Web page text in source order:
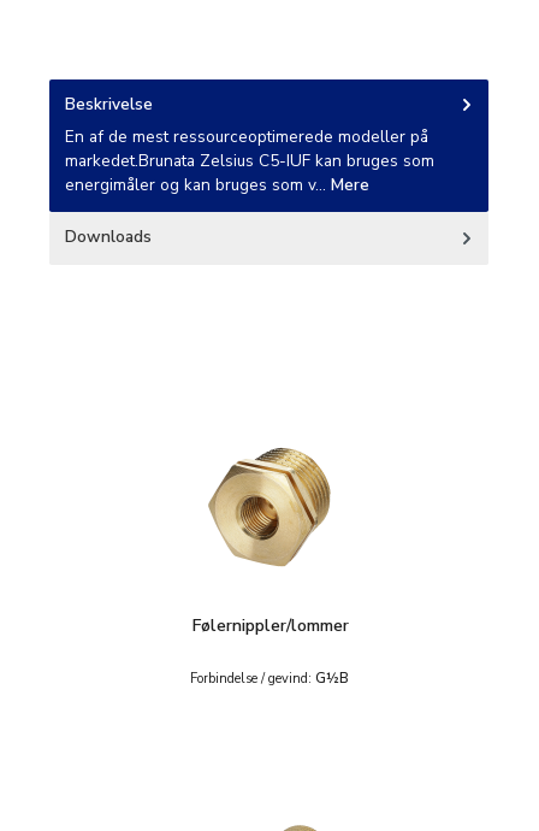
Beskrivelse
En af de mest ressourceoptimerede modeller på
markedet.Brunata Zelsius C5-IUF kan bruges som
energimåler og kan bruges som v… Mere
Downloads
Følernippler/lommer
Forbindelse / gevind: G½B